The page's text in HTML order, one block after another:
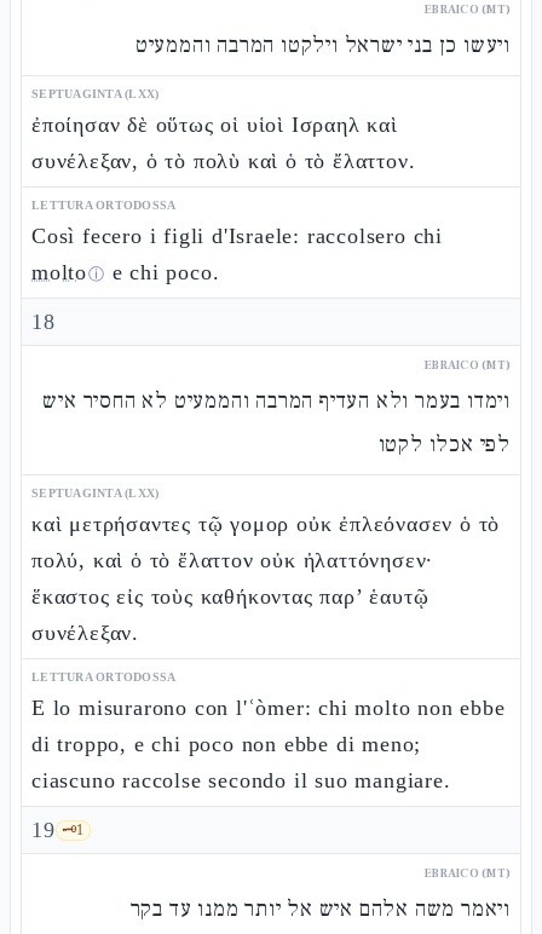
EBRAICO (MT)
ויעשו כן בני ישראל וילקטו המרבה והממעיט
SEPTUAGINTA (LXX)
ἐποίησαν δὲ οὕτως οἱ υἱοὶ Ισραηλ καὶ
συνέλεξαν, ὁ τὸ πολὺ καὶ ὁ τὸ ἔλαττον.
LETTURA ORTODOSSA
Così fecero i figli d'Israele: raccolsero chi
moltoⓘ e chi poco.
18
EBRAICO (MT)
וימדו בעמר ולא העדיף המרבה והממעיט לא החסיר איש
לפי אכלו לקטו
SEPTUAGINTA (LXX)
καὶ μετρήσαντες τῷ γομορ οὐκ ἐπλεόνασεν ὁ τὸ
πολύ, καὶ ὁ τὸ ἔλαττον οὐκ ἠλαττόνησεν·
ἕκαστος εἰς τοὺς καθήκοντας παρ’ ἑαυτῷ
συνέλεξαν.
LETTURA ORTODOSSA
E lo misurarono con l'ʿòmer: chi molto non ebbe
di troppo, e chi poco non ebbe di meno;
ciascuno raccolse secondo il suo mangiare.
19 🗝️1
EBRAICO (MT)
ויאמר משה אלהם איש אל יותר ממנו עד בקר